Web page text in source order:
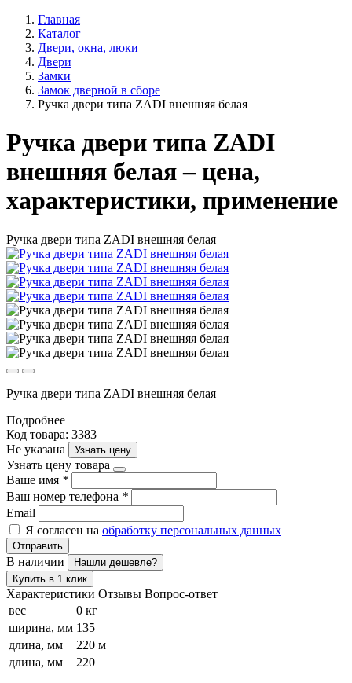
Главная
Каталог
Двери, окна, люки
Двери
Замки
Замок дверной в сборе
Ручка двери типа ZADI внешняя белая
Ручка двери типа ZADI
внешняя белая – цена,
характеристики, применение
Ручка двери типа ZADI внешняя белая
Ручка двери типа ZADI внешняя белая
Подробнее
Код товара: 3383
Не указана
Узнать цену
Узнать цену товара
Ваше имя *
Ваш номер телефона *
Email
Я согласен на обработку персональных данных
Отправить
В наличии
Нашли дешевле?
Купить в 1 клик
Характеристики Отзывы Вопрос-ответ
вес
0 кг
ширина, мм 135
длина, мм
220 м
длина, мм
220